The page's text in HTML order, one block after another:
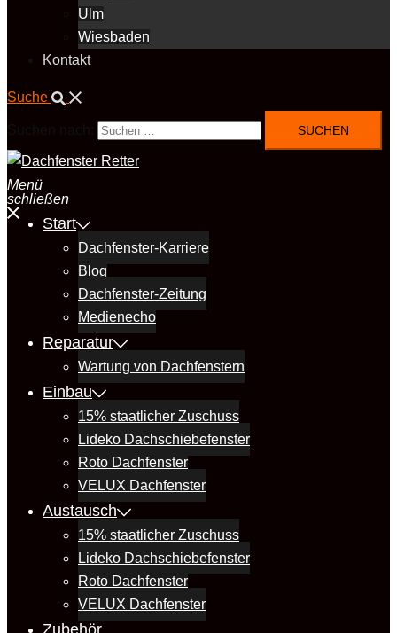
Ulm
Wiesbaden
Kontakt
Suche
Menü
schließen
Start
Dachfenster-Karriere
Blog
Dachfenster-Zeitung
Medienecho
Reparatur
Wartung von Dachfenstern
Einbau
15% staatlicher Zuschuss
Lideko Dachschiebefenster
Roto Dachfenster
VELUX Dachfenster
Austausch
15% staatlicher Zuschuss
Lideko Dachschiebefenster
Roto Dachfenster
VELUX Dachfenster
Zubehör